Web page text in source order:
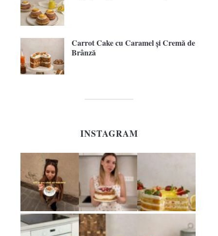
Carrot Cake cu Caramel și Cremă de
Brânză
INSTAGRAM